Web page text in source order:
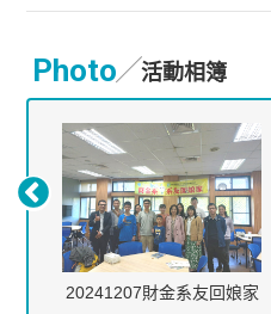
Photo／活動相簿
20241207財金系友回娘家